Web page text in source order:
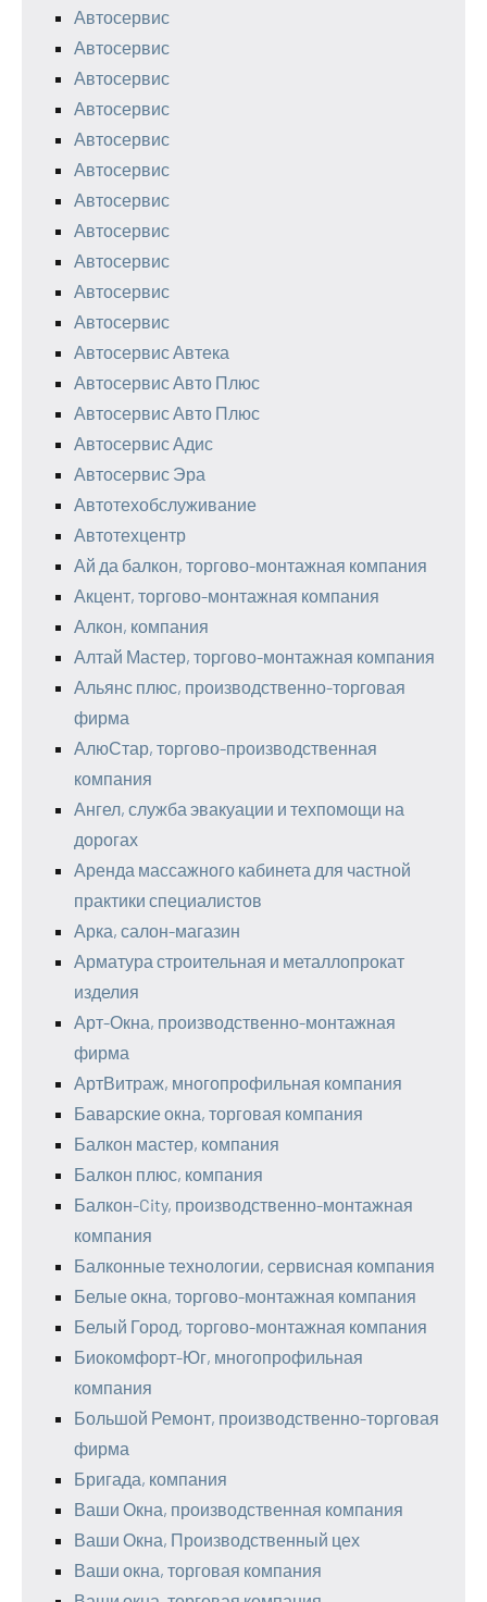
Автосервис
Автосервис
Автосервис
Автосервис
Автосервис
Автосервис
Автосервис
Автосервис
Автосервис
Автосервис
Автосервис
Автосервис Автека
Автосервис Авто Плюс
Автосервис Авто Плюс
Автосервис Адис
Автосервис Эра
Автотехобслуживание
Автотехцентр
Ай да балкон, торгово-монтажная компания
Акцент, торгово-монтажная компания
Алкон, компания
Алтай Мастер, торгово-монтажная компания
Альянс плюс, производственно-торговая
фирма
АлюСтар, торгово-производственная
компания
Ангел, служба эвакуации и техпомощи на
дорогах
Аренда массажного кабинета для частной
практики специалистов
Арка, салон-магазин
Арматура строительная и металлопрокат
изделия
Арт-Окна, производственно-монтажная
фирма
АртВитраж, многопрофильная компания
Баварские окна, торговая компания
Балкон мастер, компания
Балкон плюс, компания
Балкон-City, производственно-монтажная
компания
Балконные технологии, сервисная компания
Белые окна, торгово-монтажная компания
Белый Город, торгово-монтажная компания
Биокомфорт-Юг, многопрофильная
компания
Большой Ремонт, производственно-торговая
фирма
Бригада, компания
Ваши Окна, производственная компания
Ваши Окна, Производственный цех
Ваши окна, торговая компания